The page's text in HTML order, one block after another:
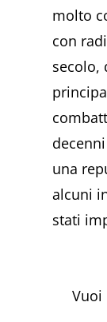
molto
con
secolo,
una
alcuni
stati
Vuoi